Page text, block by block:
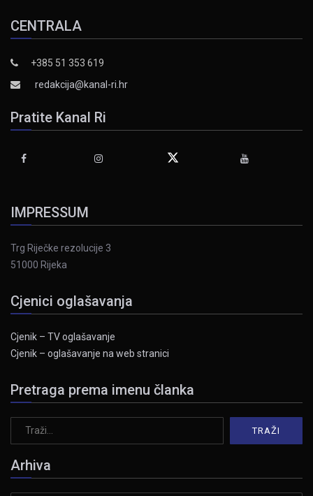
CENTRALA
+385 51 353 619
redakcija@kanal-ri.hr
Pratite Kanal Ri
IMPRESSUM
Trg Riječke rezolucije 3
51000 Rijeka
Cjenici oglašavanja
Cjenik – TV oglašavanje
Cjenik – oglašavanje na web stranici
Pretraga prema imenu članka
Arhiva